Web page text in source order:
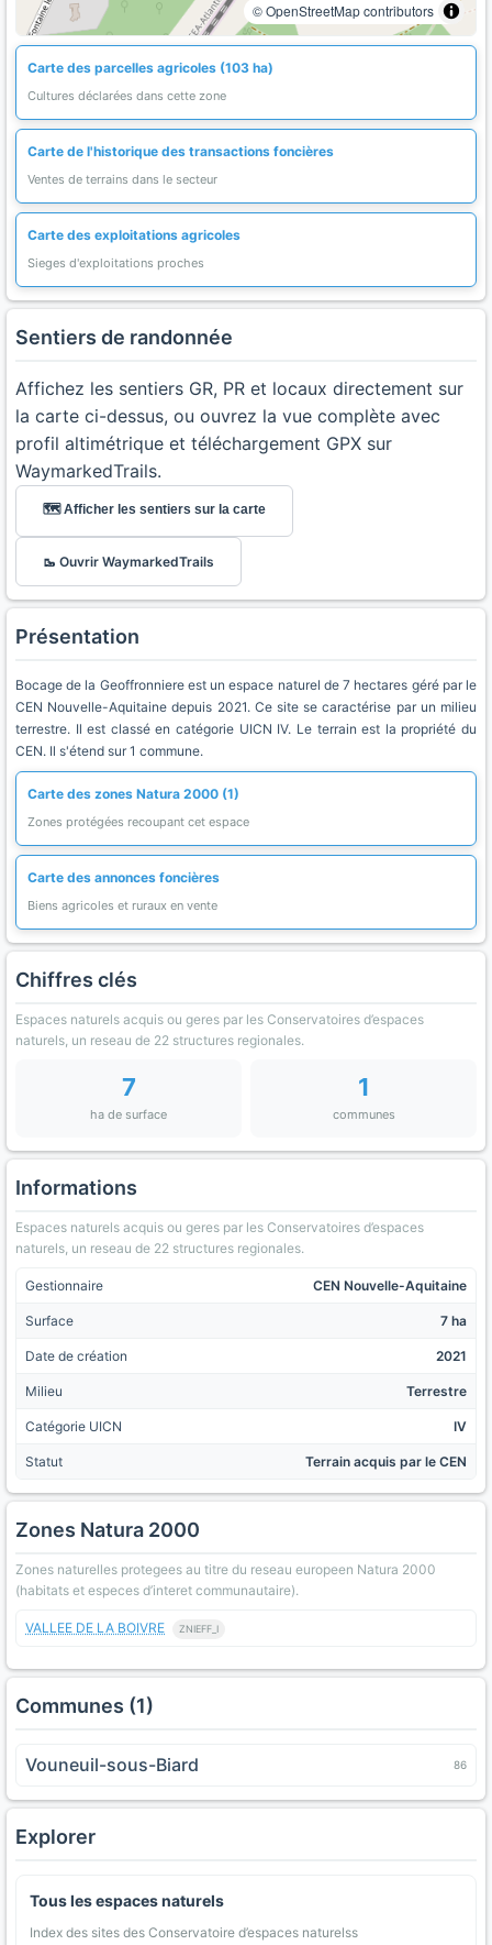
© OpenStreetMap contributors
Carte des parcelles agricoles (103 ha)
Cultures déclarées dans cette zone
Carte de l'historique des transactions foncières
Ventes de terrains dans le secteur
Carte des exploitations agricoles
Sieges d'exploitations proches
Sentiers de randonnée
Affichez les sentiers GR, PR et locaux directement sur
la carte ci-dessus, ou ouvrez la vue complète avec
profil altimétrique et téléchargement GPX sur
WaymarkedTrails.
🗺️ Afficher les sentiers sur la carte
🥾 Ouvrir WaymarkedTrails
Présentation
Bocage de la Geoffronniere est un espace naturel de 7 hectares géré par le
CEN Nouvelle-Aquitaine depuis 2021. Ce site se caractérise par un milieu
terrestre. Il est classé en catégorie UICN IV. Le terrain est la propriété du
CEN. Il s'étend sur 1 commune.
Carte des zones Natura 2000 (1)
Zones protégées recoupant cet espace
Carte des annonces foncières
Biens agricoles et ruraux en vente
Chiffres clés
Espaces naturels acquis ou geres par les Conservatoires d’espaces
naturels, un reseau de 22 structures regionales.
7
ha de surface
1
communes
Informations
Espaces naturels acquis ou geres par les Conservatoires d’espaces
naturels, un reseau de 22 structures regionales.
Gestionnaire CEN Nouvelle-Aquitaine
Surface 7 ha
Date de création 2021
Milieu Terrestre
Catégorie UICN IV
Statut Terrain acquis par le CEN
Zones Natura 2000
Zones naturelles protegees au titre du reseau europeen Natura 2000
(habitats et especes d’interet communautaire).
VALLEE DE LA BOIVRE ZNIEFF_I
Communes (1)
Vouneuil-sous-Biard 86
Explorer
Tous les espaces naturels
Index des sites des Conservatoire d’espaces naturelss